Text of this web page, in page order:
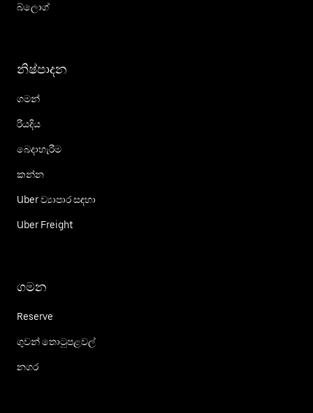
බ්ලොග්
නිෂ්පාදන
ගමන්
රියදිය
බෙදාහැරීම
කන්න
Uber ව්‍යාපාර සඳහා
Uber Freight
ගමන
Reserve
ගුවන් තොටුපළවල්
නගර